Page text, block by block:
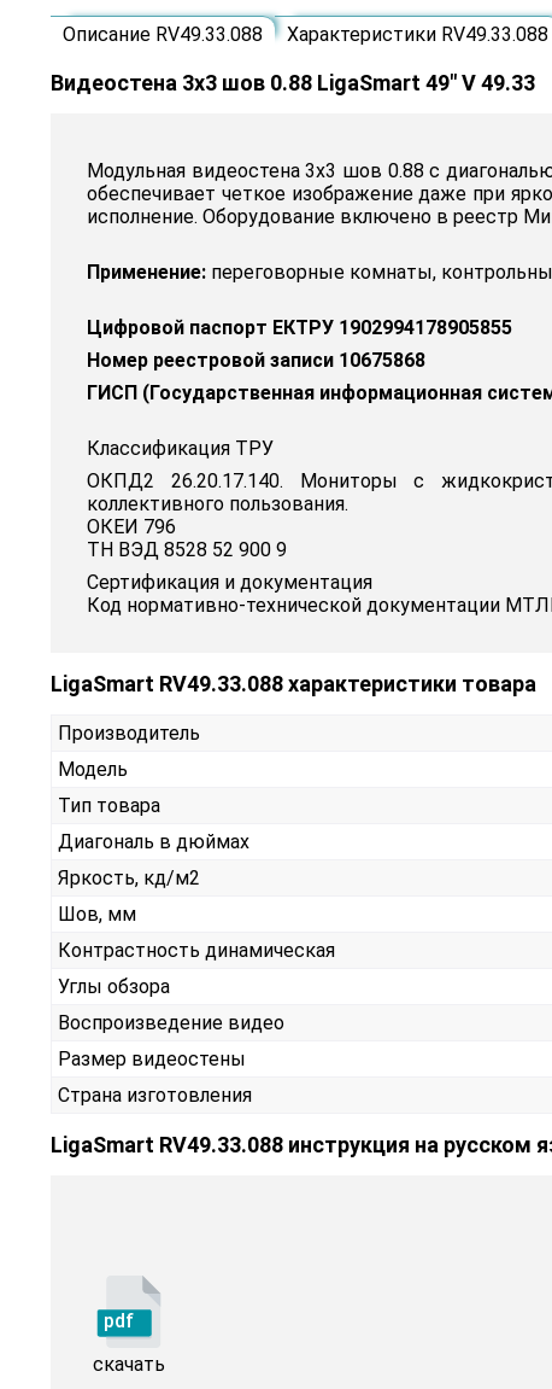
Описание RV49.33.088 Характеристики RV49.33.088
Видеостена 3x3 шов 0.88 LigaSmart 49" V 49.33
Модульная видеостена 3x3 шов 0.88 с
обеспечивает четкое изображение даже при
исполнение. Оборудование включено в реестр
Применение: переговорные комнаты,
Цифровой паспорт ЕКТРУ 1902994178905855
Номер реестровой записи 10675868
ГИСП (Государственная информационная
Классификация ТРУ
ОКПД2 26.20.17.140. Мониторы с
коллективного пользования.
ОКЕИ 796
ТН ВЭД 8528 52 900 9
Сертификация и документация
Код нормативно-технической документации
LigaSmart RV49.33.088 характеристики товара
Производитель
Модель
Тип товара
Диагональ в дюймах
Яркость, кд/м2
Шов, мм
Контрастность динамическая
Углы обзора
Воспроизведение видео
Размер видеостены
Страна изготовления
LigaSmart RV49.33.088 инструкция на русском
pdf
скачать